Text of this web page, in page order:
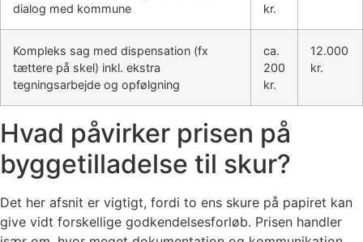
dialog med kommune
kr.
Kompleks sag med dispensation (fx
tættere på skel) inkl. ekstra
tegningsarbejde og opfølgning
ca.
200
kr.
12.000
kr.
Hvad påvirker prisen på
byggetilladelse til skur?
Det her afsnit er vigtigt, fordi to ens skure på papiret kan
give vidt forskellige godkendelsesforløb. Prisen handler